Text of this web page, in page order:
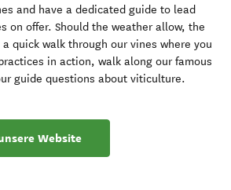
and have a dedicated guide to lead
on offer. Should the weather allow, the
quick walk through our vines where you
in action, walk along our famous
guide questions about viticulture.
Website